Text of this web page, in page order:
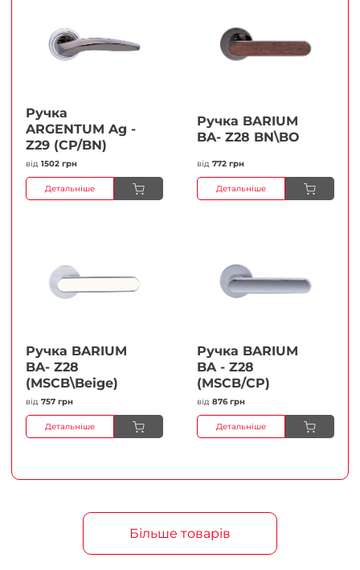
Ручка
ARGENTUM Ag -
Z29 (CP/BN)
від 1502 грн
Детальніше
Ручка BARIUM
BA- Z28 BN\BO
від 772 грн
Детальніше
Ручка BARIUM
BA- Z28
(MSCB\Beige)
від 757 грн
Детальніше
Ручка BARIUM
BA - Z28
(MSCB/CP)
від 876 грн
Детальніше
Більше товарів